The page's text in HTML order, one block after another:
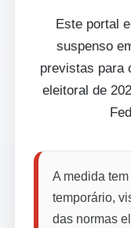
Este portal
suspenso
previstas para
eleitoral de
A medida
temporário,
das normas